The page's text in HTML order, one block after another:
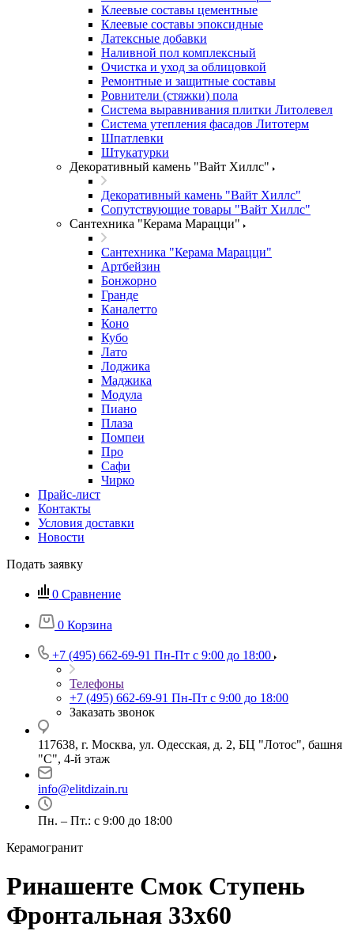
Клеевые составы цементные
Клеевые составы эпоксидные
Латексные добавки
Наливной пол комплексный
Очистка и уход за облицовкой
Ремонтные и защитные составы
Ровнители (стяжки) пола
Система выравнивания плитки Литолевел
Система утепления фасадов Литотерм
Шпатлевки
Штукатурки
Декоративный камень "Вайт Хиллс"
Декоративный камень "Вайт Хиллс"
Сопутствующие товары "Вайт Хиллс"
Сантехника "Керама Марацци"
Сантехника "Керама Марацци"
Артбейзин
Бонжорно
Гранде
Каналетто
Коно
Кубо
Лато
Лоджика
Маджика
Модула
Пиано
Плаза
Помпеи
Про
Сафи
Чирко
Прайс-лист
Контакты
Условия доставки
Новости
Подать заявку
0 Сравнение
0 Корзина
+7 (495) 662-69-91 Пн-Пт c 9:00 до 18:00
Телефоны
+7 (495) 662-69-91 Пн-Пт c 9:00 до 18:00
Заказать звонок
117638, г. Москва, ул. Одесская, д. 2, БЦ "Лотос", башня
"С", 4-й этаж
info@elitdizain.ru
Пн. – Пт.: с 9:00 до 18:00
Керамогранит
Ринашенте Смок Ступень
Фронтальная 33х60